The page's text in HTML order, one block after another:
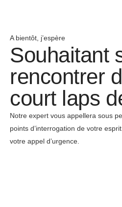
A bientôt, j’espère
Souhaitant
rencontrer
court laps
Notre expert vous appellera sous
points d’interrogation de votre
votre appel d’urgence.